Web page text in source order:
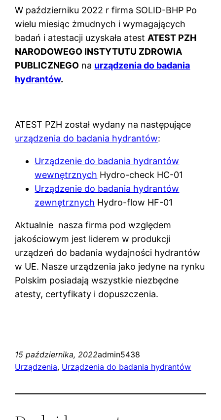
W październiku 2022 r firma SOLID-BHP Po
wielu miesiąc żmudnych i wymagających
badań i atestacji uzyskała atestATEST PZH
NARODOWEGO INSTYTUTU ZDROWIA
PUBLICZNEGO na urządzenia do badania
hydrantów.
ATEST PZH został wydany na następujące
urządzenia do badania hydrantów:
Urządzenie do badania hydrantów
wewnętrznych Hydro-check HC-01
Urządzenie do badania hydrantów
zewnętrznych Hydro-flow HF-01
Aktualnie nasza firma pod względem
jakościowym jest liderem w produkcji
urządzeń do badania wydajności hydrantów
w UE. Nasze urządzenia jako jedyne na rynku
Polskim posiadają wszystkie niezbędne
atesty, certyfikaty i dopuszczenia.
15 października, 2022admin5438
Urządzenia, Urządzenia do badania hydrantów